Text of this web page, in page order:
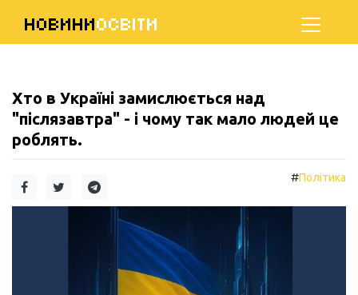
НОВИНИОСВІТИ
Хто в Україні замислюється над
"післязавтра" - і чому так мало людей це
роблять.
#Політика